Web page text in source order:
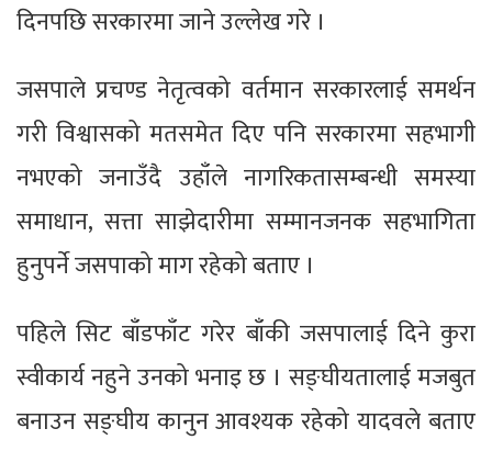
दिनपछि सरकारमा जाने उल्लेख गरे ।
जसपाले प्रचण्ड नेतृत्वको वर्तमान सरकारलाई समर्थन
गरी विश्वासको मतसमेत दिए पनि सरकारमा सहभागी
नभएको जनाउँदै उहाँले नागरिकतासम्बन्धी समस्या
समाधान, सत्ता साझेदारीमा सम्मानजनक सहभागिता
हुनुपर्ने जसपाको माग रहेको बताए ।
पहिले सिट बाँडफाँट गरेर बाँकी जसपालाई दिने कुरा
स्वीकार्य नहुने उनको भनाइ छ । सङ्घीयतालाई मजबुत
बनाउन सङ्घीय कानुन आवश्यक रहेको यादवले बताए